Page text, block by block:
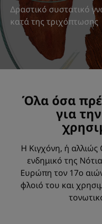
Δραστικό συστατικό
κατά της τριχόπτωσης
Όλα όσα
για
Η Κιγχόνη, ή αλλιώς
ενδημικό της
Ευρώπη τον 17ο
φλοιό του και